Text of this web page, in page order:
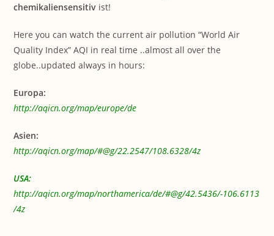
chemikaliensensitiv ist!
Here you can watch the current air pollution “World Air
Quality Index” AQI in real time ..almost all over the
globe..updated always in hours:
Europa:
http://aqicn.org/map/europe/de
Asien:
http://aqicn.org/map/#@g/22.2547/108.6328/4z
USA:
http://aqicn.org/map/northamerica/de/#@g/42.5436/-106.6113
/4z